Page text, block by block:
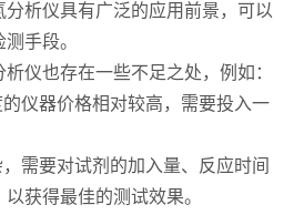
析仪具有广泛的应用前景，可以
手段。
也存在一些不足之处，例如：
器价格相对较高，需要投入一
要对试剂的加入量、反应时间
获得最佳的测试效果。